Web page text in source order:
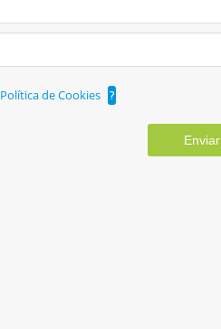
Política de Cookies ?
Enviar